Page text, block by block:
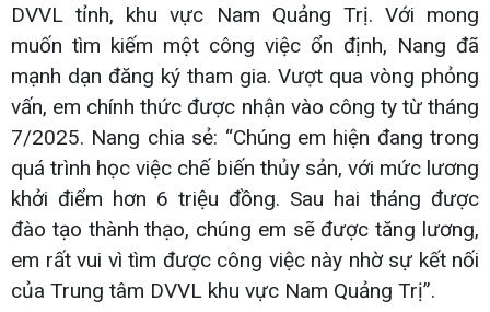
DVVL tỉnh, khu vực Nam Quảng Trị. Với mong
muốn tìm kiếm một công việc ổn định, Nang đã
mạnh dạn đăng ký tham gia. Vượt qua vòng phỏng
vấn, em chính thức được nhận vào công ty từ tháng
7/2025. Nang chia sẻ: “Chúng em hiện đang trong
quá trình học việc chế biến thủy sản, với mức lương
khởi điểm hơn 6 triệu đồng. Sau hai tháng được
đào tạo thành thạo, chúng em sẽ được tăng lương,
em rất vui vì tìm được công việc này nhờ sự kết nối
của Trung tâm DVVL khu vực Nam Quảng Trị”.